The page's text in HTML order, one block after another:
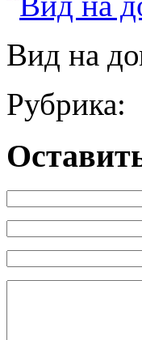
Вид на
Рубрика: